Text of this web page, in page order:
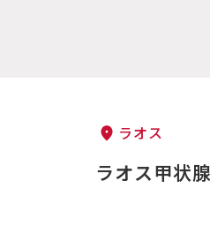
ラオス
ラオス甲状